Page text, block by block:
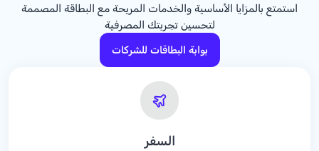
استمتع بالمزايا الأساسية والخدمات المريحة مع البطاقة المصممة
لتحسين تجربتك المصرفية
بوابة البطاقات للشركات
السفر